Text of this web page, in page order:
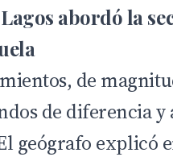
abordó la
de
de diferencia
geógrafo explicó